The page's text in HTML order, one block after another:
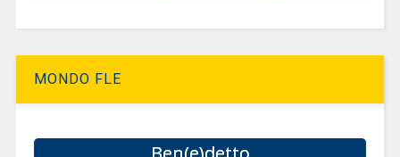
MONDO FLE